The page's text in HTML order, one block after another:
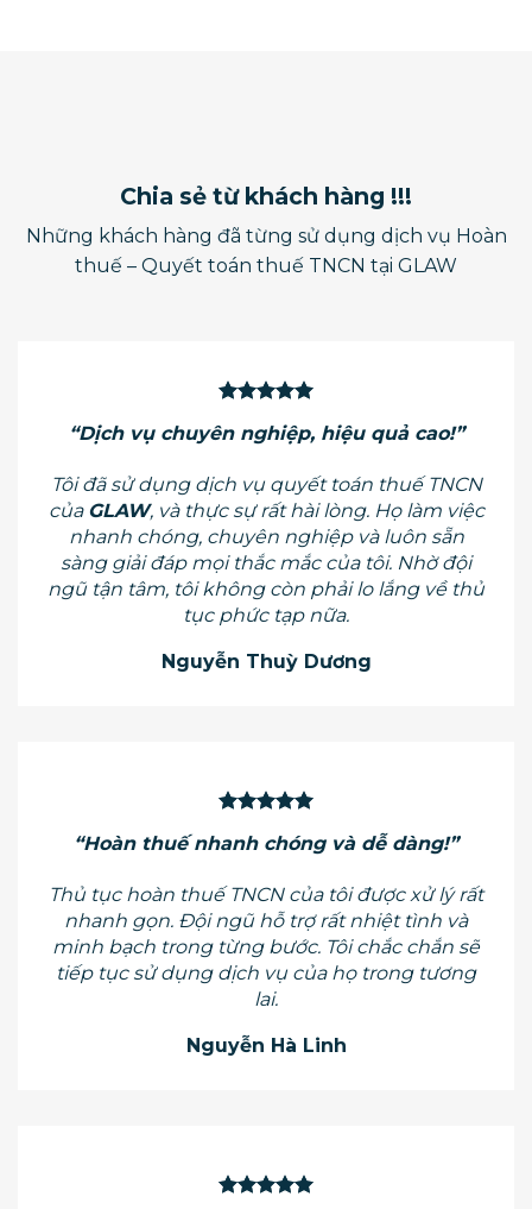
Chia sẻ từ khách hàng !!!
Những khách hàng đã từng sử dụng dịch vụ Hoàn
thuế – Quyết toán thuế TNCN tại GLAW
“Dịch vụ chuyên nghiệp, hiệu quả cao!”
Tôi đã sử dụng dịch vụ quyết toán thuế TNCN
của GLAW, và thực sự rất hài lòng. Họ làm việc
nhanh chóng, chuyên nghiệp và luôn sẵn
sàng giải đáp mọi thắc mắc của tôi. Nhờ đội
ngũ tận tâm, tôi không còn phải lo lắng về thủ
tục phức tạp nữa.
Nguyễn Thuỳ Dương
“Hoàn thuế nhanh chóng và dễ dàng!”
Thủ tục hoàn thuế TNCN của tôi được xử lý rất
nhanh gọn. Đội ngũ hỗ trợ rất nhiệt tình và
minh bạch trong từng bước. Tôi chắc chắn sẽ
tiếp tục sử dụng dịch vụ của họ trong tương
lai.
Nguyễn Hà Linh